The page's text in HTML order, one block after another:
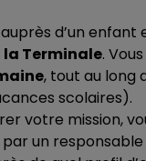
d’un enfant
la Terminale.
, tout au long
scolaires).
votre mission,
un responsable